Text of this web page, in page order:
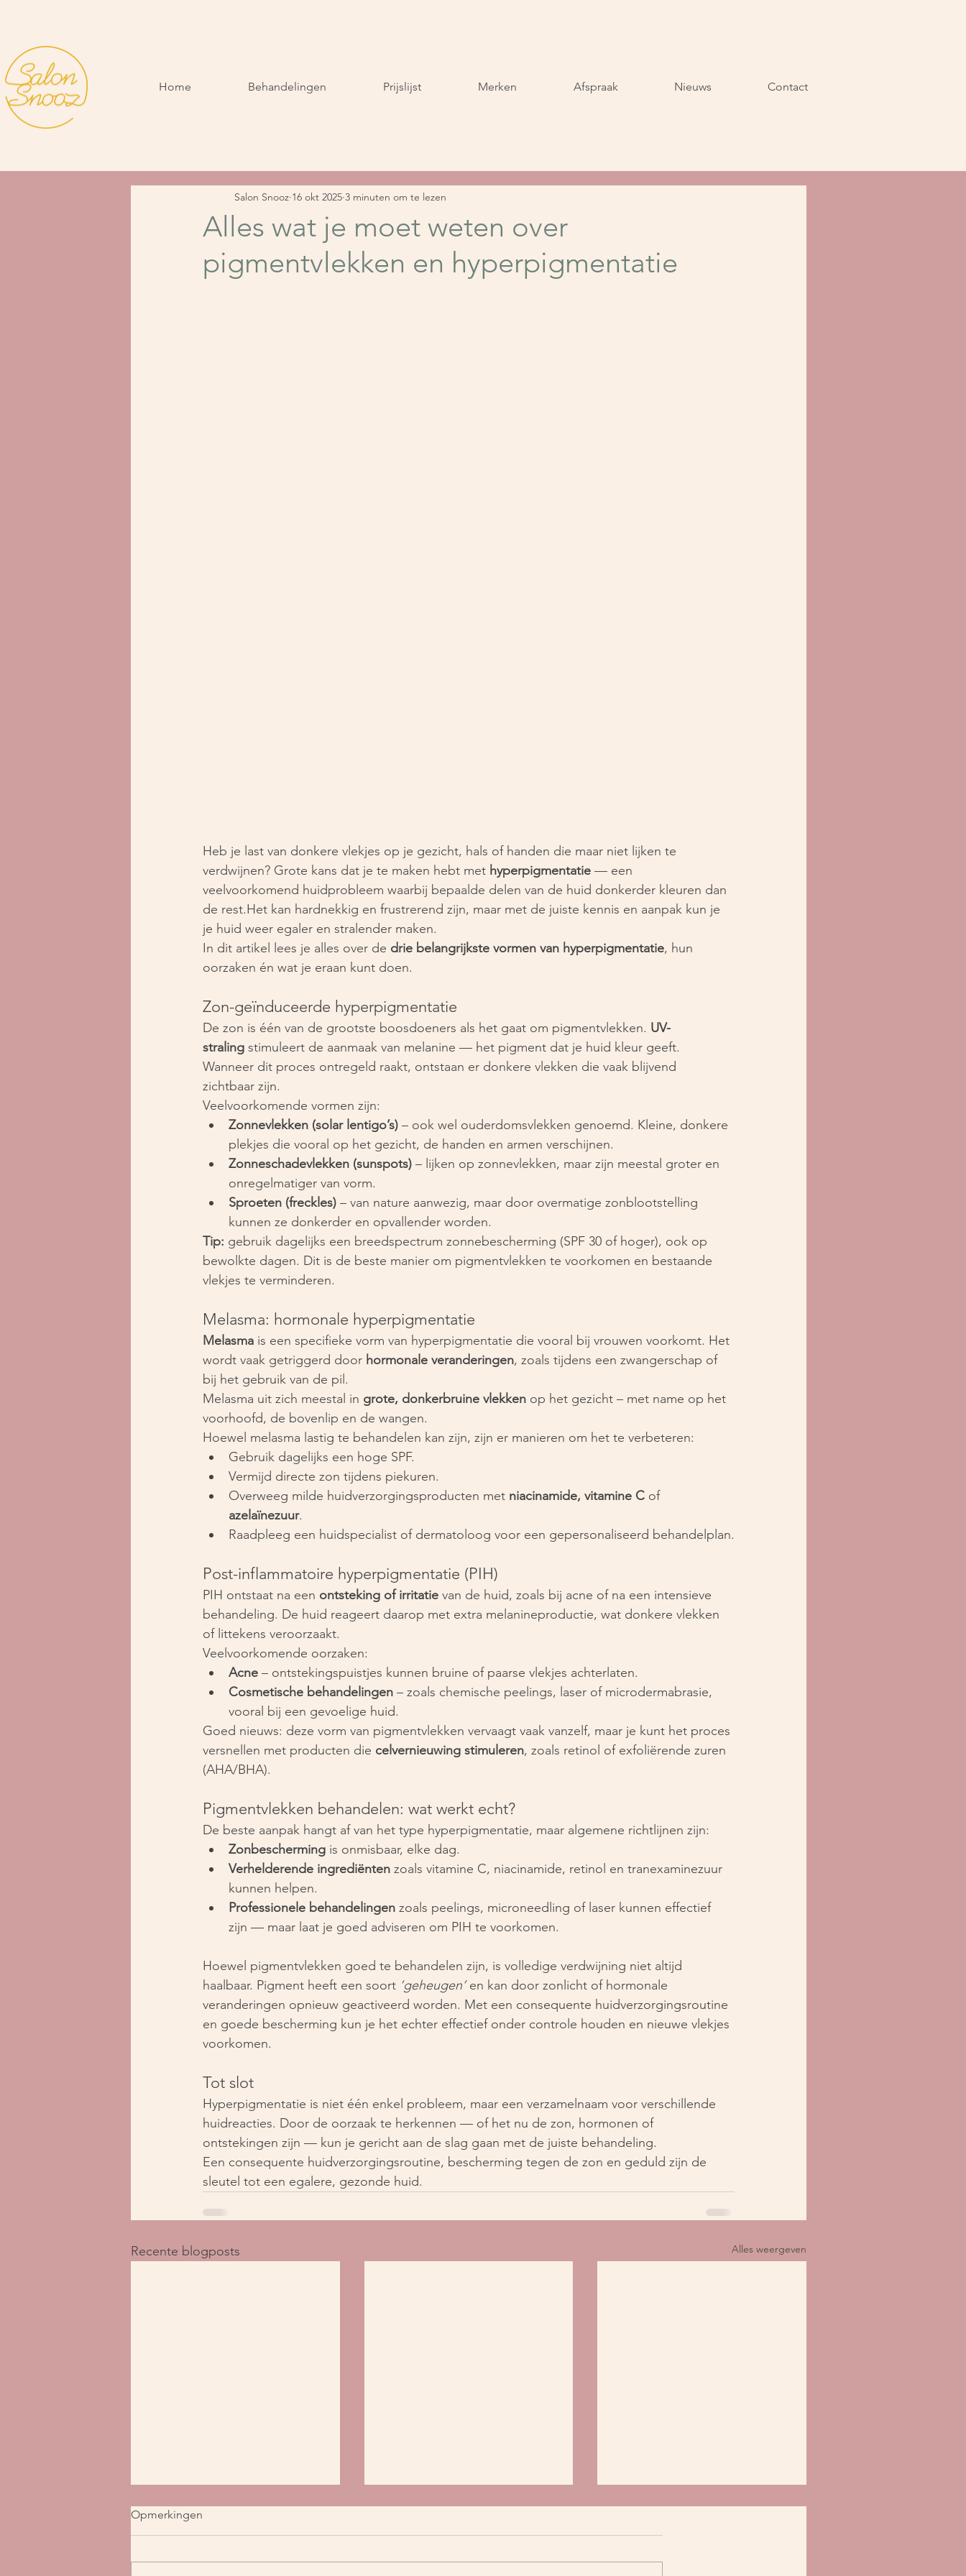
Home Behandelingen Prijslijst Merken Afspraak Nieuws Contact
Alles wat je moet weten over
pigmentvlekken en hyperpigmentatie
Salon Snooz 16 okt 2025 3 minuten om te lezen
Heb je last van donkere vlekjes op je gezicht, hals of handen die maar niet lijken te
verdwijnen? Grote kans dat je te maken hebt met hyperpigmentatie — een
veelvoorkomend huidprobleem waarbij bepaalde delen van de huid donkerder kleuren dan
de rest.Het kan hardnekkig en frustrerend zijn, maar met de juiste kennis en aanpak kun je
je huid weer egaler en stralender maken.
In dit artikel lees je alles over de drie belangrijkste vormen van hyperpigmentatie, hun
oorzaken én wat je eraan kunt doen.
Zon-geïnduceerde hyperpigmentatie
De zon is één van de grootste boosdoeners als het gaat om pigmentvlekken. UV-
straling stimuleert de aanmaak van melanine — het pigment dat je huid kleur geeft.
Wanneer dit proces ontregeld raakt, ontstaan er donkere vlekken die vaak blijvend
zichtbaar zijn.
Veelvoorkomende vormen zijn:
Zonnevlekken (solar lentigo’s) – ook wel ouderdomsvlekken genoemd. Kleine, donkere
plekjes die vooral op het gezicht, de handen en armen verschijnen.
Zonneschadevlekken (sunspots) – lijken op zonnevlekken, maar zijn meestal groter en
onregelmatiger van vorm.
Sproeten (freckles) – van nature aanwezig, maar door overmatige zonblootstelling
kunnen ze donkerder en opvallender worden.
Tip: gebruik dagelijks een breedspectrum zonnebescherming (SPF 30 of hoger), ook op
bewolkte dagen. Dit is de beste manier om pigmentvlekken te voorkomen en bestaande
vlekjes te verminderen.
Melasma: hormonale hyperpigmentatie
Melasma is een specifieke vorm van hyperpigmentatie die vooral bij vrouwen voorkomt. Het
wordt vaak getriggerd door hormonale veranderingen, zoals tijdens een zwangerschap of
bij het gebruik van de pil.
Melasma uit zich meestal in grote, donkerbruine vlekken op het gezicht – met name op het
voorhoofd, de bovenlip en de wangen.
Hoewel melasma lastig te behandelen kan zijn, zijn er manieren om het te verbeteren:
Gebruik dagelijks een hoge SPF.
Vermijd directe zon tijdens piekuren.
Overweeg milde huidverzorgingsproducten met niacinamide, vitamine C of
azelaïnezuur.
Raadpleeg een huidspecialist of dermatoloog voor een gepersonaliseerd behandelplan.
Post-inflammatoire hyperpigmentatie (PIH)
PIH ontstaat na een ontsteking of irritatie van de huid, zoals bij acne of na een intensieve
behandeling. De huid reageert daarop met extra melanineproductie, wat donkere vlekken
of littekens veroorzaakt.
Veelvoorkomende oorzaken:
Acne – ontstekingspuistjes kunnen bruine of paarse vlekjes achterlaten.
Cosmetische behandelingen – zoals chemische peelings, laser of microdermabrasie,
vooral bij een gevoelige huid.
Goed nieuws: deze vorm van pigmentvlekken vervaagt vaak vanzelf, maar je kunt het proces
versnellen met producten die celvernieuwing stimuleren, zoals retinol of exfoliërende zuren
(AHA/BHA).
Pigmentvlekken behandelen: wat werkt echt?
De beste aanpak hangt af van het type hyperpigmentatie, maar algemene richtlijnen zijn:
Zonbescherming is onmisbaar, elke dag.
Verhelderende ingrediënten zoals vitamine C, niacinamide, retinol en tranexaminezuur
kunnen helpen.
Professionele behandelingen zoals peelings, microneedling of laser kunnen effectief
zijn — maar laat je goed adviseren om PIH te voorkomen.
Hoewel pigmentvlekken goed te behandelen zijn, is volledige verdwijning niet altijd
haalbaar. Pigment heeft een soort ‘geheugen’ en kan door zonlicht of hormonale
veranderingen opnieuw geactiveerd worden. Met een consequente huidverzorgingsroutine
en goede bescherming kun je het echter effectief onder controle houden en nieuwe vlekjes
voorkomen.
Tot slot
Hyperpigmentatie is niet één enkel probleem, maar een verzamelnaam voor verschillende
huidreacties. Door de oorzaak te herkennen — of het nu de zon, hormonen of
ontstekingen zijn — kun je gericht aan de slag gaan met de juiste behandeling.
Een consequente huidverzorgingsroutine, bescherming tegen de zon en geduld zijn de
sleutel tot een egalere, gezonde huid.
Recente blogposts Alles weergeven
Opmerkingen